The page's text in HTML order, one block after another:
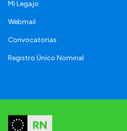
Mi Legajo
Webmail
Convocatorias
Registro Único Nominal